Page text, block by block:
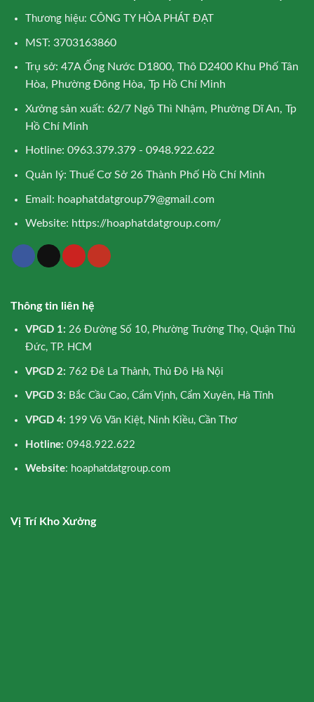
Thương hiệu: CÔNG TY HÒA PHÁT ĐẠT
MST: 3703163860
Trụ sở: 47A Ống Nước D1800, Thô D2400 Khu Phố Tân
Hòa, Phường Đông Hòa, Tp Hồ Chí Minh
Xưởng sản xuất: 62/7 Ngô Thì Nhậm, Phường Dĩ An, Tp
Hồ Chí Minh
Hotline: 0963.379.379 - 0948.922.622
Quản lý: Thuế Cơ Sở 26 Thành Phố Hồ Chí Minh
Email: hoaphatdatgroup79@gmail.com
Website: https://hoaphatdatgroup.com/
Thông tin liên hệ
VPGD 1: 26 Đường Số 10, Phường Trường Thọ, Quận Thủ
Đức, TP. HCM
VPGD 2: 762 Đê La Thành, Thủ Đô Hà Nội
VPGD 3: Bắc Cầu Cao, Cẩm Vịnh, Cẩm Xuyên, Hà Tĩnh
VPGD 4: 199 Võ Văn Kiệt, Ninh Kiều, Cần Thơ
Hotline: 0948.922.622
Website: hoaphatdatgroup.com
Vị Trí Kho Xưởng